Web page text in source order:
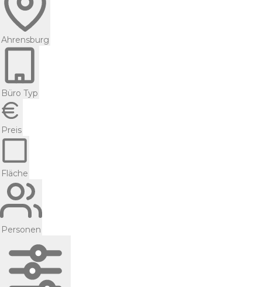
Ahrensburg
Büro Typ
Preis
Fläche
Personen